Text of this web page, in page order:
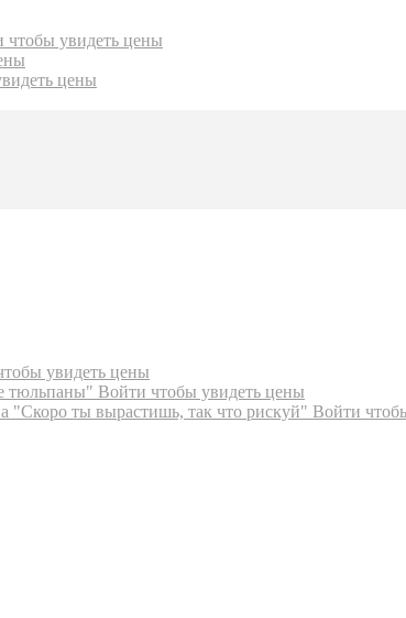
чтобы увидеть цены
цены
увидеть цены
тюльпаны" Войти чтобы увидеть цены
"Скоро ты вырастишь, так что рискуй" Войти